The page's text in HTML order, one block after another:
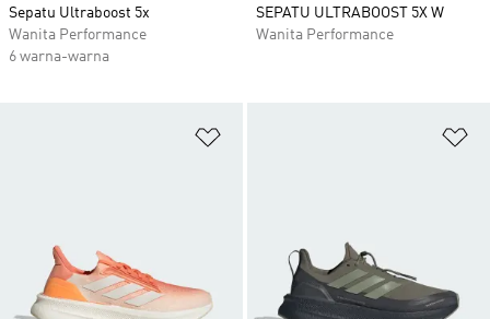
Sepatu Ultraboost 5x
Wanita Performance
6 warna-warna
SEPATU ULTRABOOST 5X W
Wanita Performance